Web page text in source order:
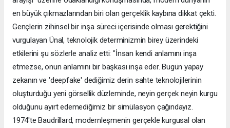
en büyük çıkmazlarından biri olan gerçeklik kaybına dikkat çekti.
Gençlerin zihinsel bir inşa süreci içerisinde olması gerektiğini
vurgulayan Ünal, teknolojik determinizmin birey üzerindeki
etkilerini şu sözlerle analiz etti: "İnsan kendi anlamını inşa
etmezse, onun anlamını bir başkası inşa eder. Bugün yapay
zekanın ve 'deepfake' dediğimiz derin sahte teknolojilerinin
oluşturduğu yeni görsellik düzleminde, neyin gerçek neyin kurgu
olduğunu ayırt edemediğimiz bir simülasyon çağındayız.
1974'te Baudrillard, modernleşmenin gerçekle kurgusal olan